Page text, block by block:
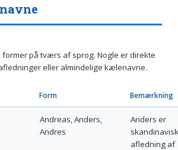
former på tværs af sprog. Nogle er direkte
eller almindelige kælenavne.
Form Bemærkning
Andreas, Anders,
Andres
Anders er
skandinavisk
afledning af